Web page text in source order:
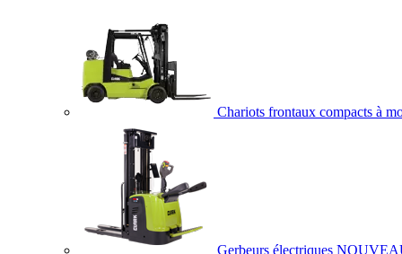
Chariots frontaux compacts à
Gerbeurs électriques